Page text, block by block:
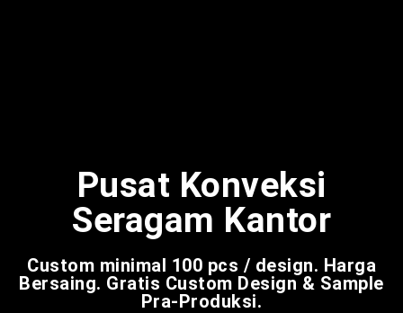
Pusat Konveksi
Seragam Kantor
Custom minimal 100 pcs / design. Harga
Bersaing. Gratis Custom Design & Sample
Pra-Produksi.